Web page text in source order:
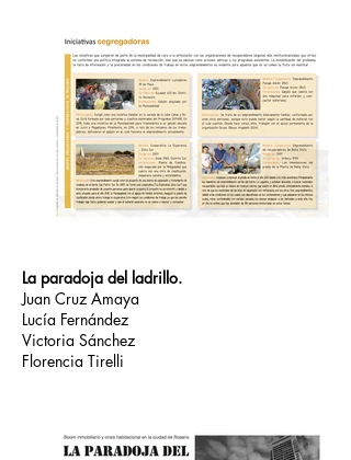
La paradoja del ladrillo.
Juan Cruz Amaya
Lucía Fernández
Victoria Sánchez
Florencia Tirelli